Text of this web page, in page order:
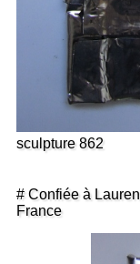
sculpture 862
# Confiée à
France